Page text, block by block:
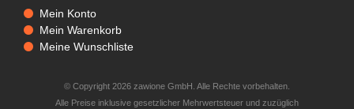
Mein Konto
Mein Warenkorb
Meine Wunschliste
© Copyright 2026 zawione GmbH. Alle Rechte vorbehalten.
Alle Preise inklusive gesetzlicher Mehrwertsteuer und zuzüglich